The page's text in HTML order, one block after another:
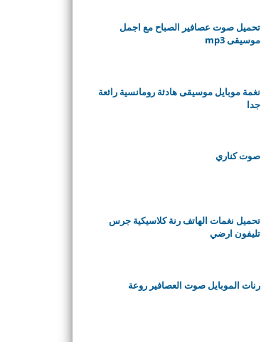
تحميل صوت عصافير الصباح مع اجمل
موسيقى mp3
نغمة موبايل موسيقى هادئة رومانسية رائعة
جدا
صوت كناري
تحميل نغمات الهاتف رنة كلاسيكية جرس
تليفون ارضي
رنات الموبايل صوت العصافير روعة